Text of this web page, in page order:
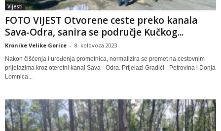
Vijesti
FOTO VIJEST Otvorene ceste preko kanala
Sava-Odra, sanira se područje Kučkog...
Kronike Velike Gorice - 8. kolovoza 2023
Nakon čišćenja i uređenja prometnica, normalizira se promet na cestovnim
prijelazima kroz oteretni kanal Sava - Odra. Prijelazi Gradići - Petrovina i Donja
Lomnica...